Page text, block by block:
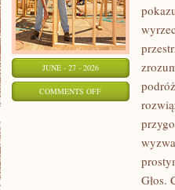
JUNE - 27 - 2026
COMMENTS OFFON
TECHNOLOGIE
Głos.